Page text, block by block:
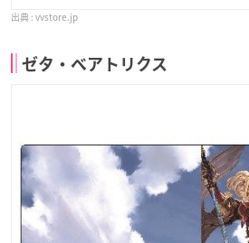
vvstore.jp
ゼタ・ベアトリクス